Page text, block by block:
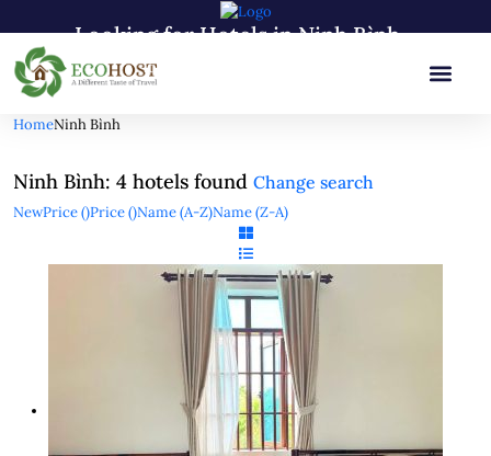
Looking for Hotels in Ninh Bình...
it will take a couple of seconds
HomeNinh Bình
Ninh Bình: 4 hotels found Change search
NewPrice ()Price ()Name (A-Z)Name (Z-A)